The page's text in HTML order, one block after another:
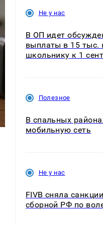
Не у нас
В ОП идет
выплаты в 15 тыс.
школьнику к 1
Полезное
В спальных
мобильную сеть
Не у нас
FIVB сняла
сборной РФ по